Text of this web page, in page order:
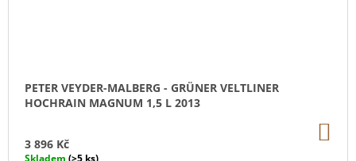
PETER VEYDER-MALBERG - GRÜNER VELTLINER
HOCHRAIN MAGNUM 1,5 L 2013
3 896 Kč
Skladem (>5 ks)